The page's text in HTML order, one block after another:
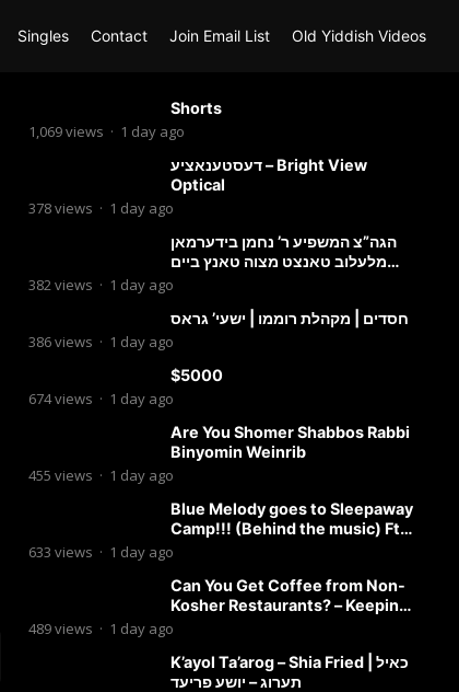
Singles Contact Join Email List Old Yiddish Videos
Shorts
1,069views · 1 day ago
דעסטענאציע – Bright View
Optical
378views · 1 day ago
הגה”צ המשפיע ר’ נחמן בידערמאן
מלעלוב טאנצט מצוה טאנץ ביים
שמחת החתונה פון בנו החתן
382views · 1 day ago
חסדים | מקהלת רוממו | ישעי’ גראס
386views · 1 day ago
$5000
674views · 1 day ago
Are You Shomer Shabbos Rabbi
Binyomin Weinrib
455 views · 1 day ago
Blue Melody goes to Sleepaway
Camp!!! (Behind the music) Ft.
Dovid Berger and Chaim Brown
633 views · 1 day ago
Can You Get Coffee from Non-
Kosher Restaurants? – Keeping
it Kosher Clips
489views · 1 day ago
K’ayol Ta’arog – Shia Fried | כאיל
תערוג – יושע פריעד